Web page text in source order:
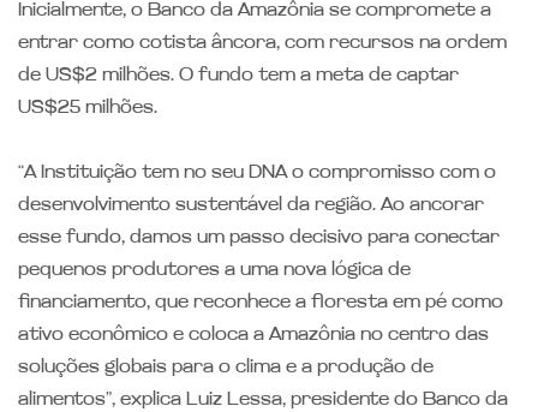
Inicialmente, o Banco da Amazônia se compromete a
entrar como cotista âncora, com recursos na ordem
de US$2 milhões. O fundo tem a meta de captar
US$25 milhões.
“A Instituição tem no seu DNA o compromisso com o
desenvolvimento sustentável da região. Ao ancorar
esse fundo, damos um passo decisivo para conectar
pequenos produtores a uma nova lógica de
financiamento, que reconhece a floresta em pé como
ativo econômico e coloca a Amazônia no centro das
soluções globais para o clima e a produção de
alimentos”, explica Luiz Lessa, presidente do Banco da